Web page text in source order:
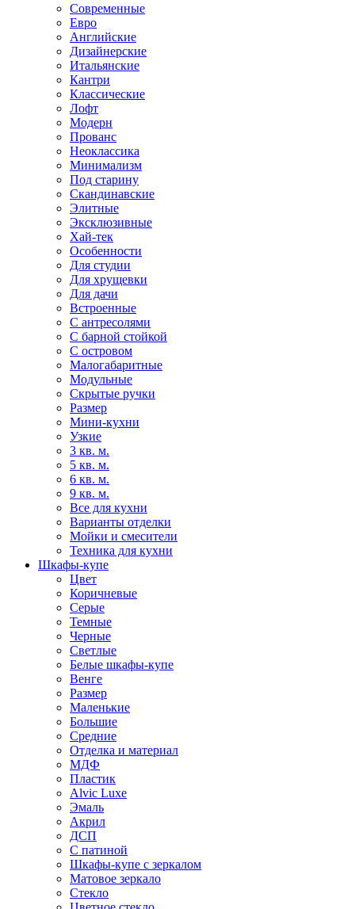
Современные
Евро
Английские
Дизайнерские
Итальянские
Кантри
Классические
Лофт
Модерн
Прованс
Неоклассика
Минимализм
Под старину
Скандинавские
Элитные
Эксклюзивные
Хай-тек
Особенности
Для студии
Для хрущевки
Для дачи
Встроенные
С антресолями
С барной стойкой
С островом
Малогабаритные
Модульные
Скрытые ручки
Размер
Мини-кухни
Узкие
3 кв. м.
5 кв. м.
6 кв. м.
9 кв. м.
Все для кухни
Варианты отделки
Мойки и смесители
Техника для кухни
Шкафы-купе
Цвет
Коричневые
Серые
Темные
Черные
Светлые
Белые шкафы-купе
Венге
Размер
Маленькие
Большие
Средние
Отделка и материал
МДФ
Пластик
Alvic Luxe
Эмаль
Акрил
ДСП
С патиной
Шкафы-купе с зеркалом
Матовое зеркало
Стекло